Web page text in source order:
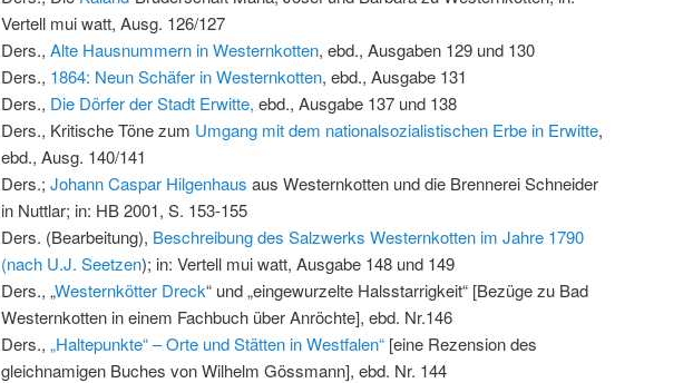
Vertell mui watt, Ausg. 126/127
Ders., Alte Hausnummern in Westernkotten, ebd., Ausgaben 129 und 130
Ders., 1864: Neun Schäfer in Westernkotten, ebd., Ausgabe 131
Ders., Die Dörfer der Stadt Erwitte, ebd., Ausgabe 137 und 138
Ders., Kritische Töne zum Umgang mit dem nationalsozialistischen Erbe in Erwitte,
ebd., Ausg. 140/141
Ders.; Johann Caspar Hilgenhaus aus Westernkotten und die Brennerei Schneider
in Nuttlar; in: HB 2001, S. 153-155
Ders. (Bearbeitung), Beschreibung des Salzwerks Westernkotten im Jahre 1790
(nach U.J. Seetzen); in: Vertell mui watt, Ausgabe 148 und 149
Ders., „Westernkötter Dreck“ und „eingewurzelte Halsstarrigkeit“ [Bezüge zu Bad
Westernkotten in einem Fachbuch über Anröchte], ebd. Nr.146
Ders., „Haltepunkte“ – Orte und Stätten in Westfalen“ [eine Rezension des
gleichnamigen Buches von Wilhelm Gössmann], ebd. Nr. 144